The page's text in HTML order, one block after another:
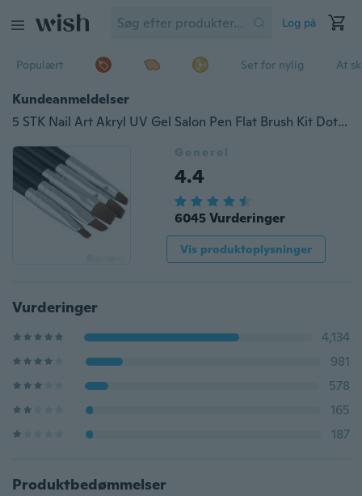
Log på
Populært Set for nylig At
Kundeanmeldelser
5 STK Nail Art Akryl UV Gel Salon Pen Flat Brush Kit Dotting Tool
Generel
4.4
6045 Vurderinger
Vis produktoplysninger
Vurderinger
4,134
981
578
165
187
Produktbedømmelser